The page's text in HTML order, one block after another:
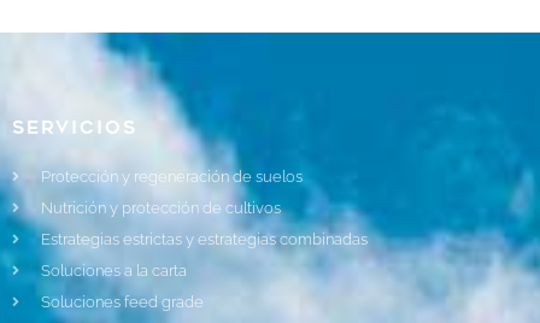
Servicios
Protección y regeneración de suelos
Nutrición y protección de cultivos
Estrategias estrictas y estrategias combinadas
Soluciones a la carta
Soluciones feed grade